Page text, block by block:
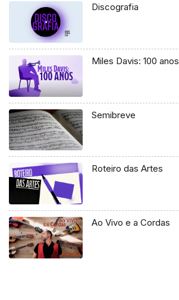
Discografia
Miles Davis: 100 anos
Semibreve
Roteiro das Artes
Ao Vivo e a Cordas